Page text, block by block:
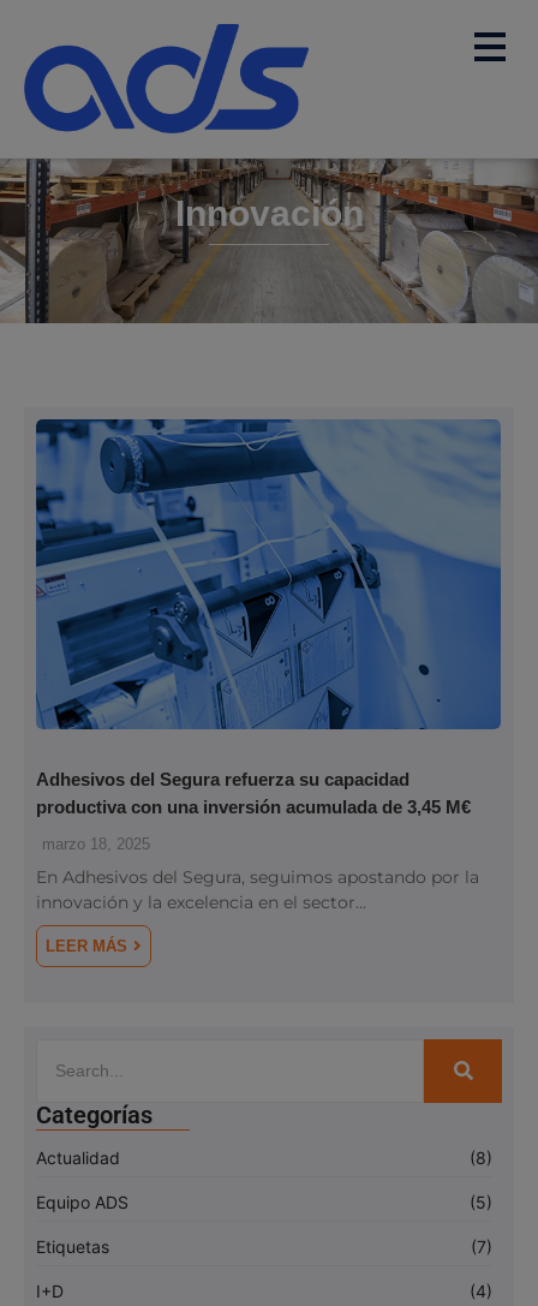
Innovación
Adhesivos del Segura refuerza su capacidad
productiva con una inversión acumulada de 3,45 M€
marzo 18, 2025
En Adhesivos del Segura, seguimos apostando por la
innovación y la excelencia en el sector...
LEER MÁS
Categorías
Actualidad (8)
Equipo ADS (5)
Etiquetas (7)
I+D (4)